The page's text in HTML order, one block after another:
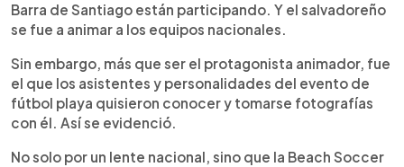
Barra de Santiago están participando. Y el salvadoreño
se fue a animar a los equipos nacionales.
Sin embargo, más que ser el protagonista animador, fue
el que los asistentes y personalidades del evento de
fútbol playa quisieron conocer y tomarse fotografías
con él. Así se evidenció.
No solo por un lente nacional, sino que la Beach Soccer